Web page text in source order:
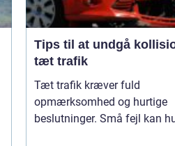
Tips til at undgå
tæt trafik
Tæt trafik kræver fuld
opmærksomhed og hurtige
beslutninger. Små fejl kan